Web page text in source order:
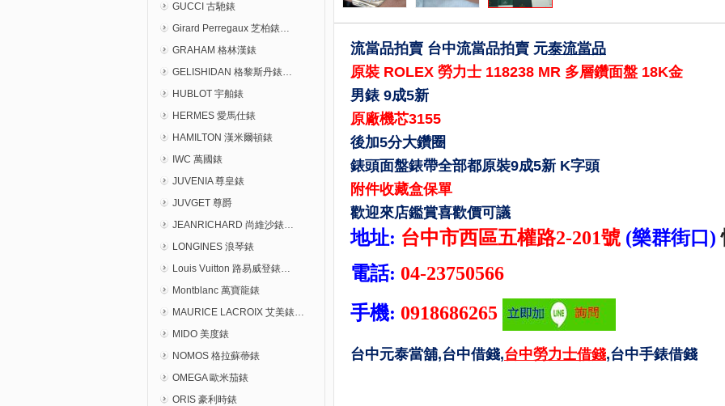
GUCCI 古馳錶
Girard Perregaux 芝柏錶…
GRAHAM 格林漢錶
GELISHIDAN 格黎斯丹錶…
HUBLOT 宇舶錶
HERMES 愛馬仕錶
HAMILTON 漢米爾頓錶
IWC 萬國錶
JUVENIA 尊皇錶
JUVGET 尊爵
JEANRICHARD 尚維沙錶…
LONGINES 浪琴錶
Louis Vuitton 路易威登錶…
Montblanc 萬寶龍錶
MAURICE LACROIX 艾美錶…
MIDO 美度錶
NOMOS 格拉蘇蔕錶
OMEGA 歐米茄錶
ORIS 豪利時錶
流當品拍賣 台中流當品拍賣 元泰流當品
原裝 ROLEX 勞力士 118238 MR 多層鑽面盤 18K金
男錶 9成5新
原廠機芯3155
後加5分大鑽圈
錶頭面盤錶帶全部都原裝9成5新 K字頭
附件收藏盒保單
歡迎來店鑑賞喜歡價可議
地址: 台中市西區五權路2-201號 (樂群街口)
電話: 04-23750566
手機: 0918686265
台中元泰當舖,台中借錢,台中勞力士借錢,台中手錶借錢